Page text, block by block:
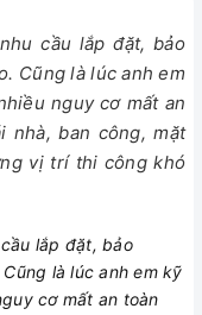
cầu lắp đặt, bảo
Cũng là lúc anh em
nguy cơ mất an
nhà, ban công, mặt
vị trí thi công khó
lắp đặt, bảo
là lúc anh em kỹ
cơ mất an toàn